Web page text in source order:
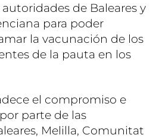
de Baleares y
para poder
la vacunación de los
de la pauta en los
el compromiso e
parte de las
Melilla, Comunitat